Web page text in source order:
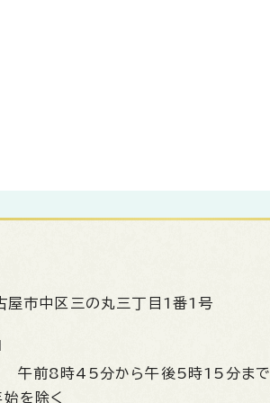
屋市中区三の丸三丁目1番1号
午前8時45分から午後5時15分まで
始を除く